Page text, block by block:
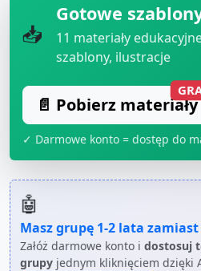
📥
Gotowe
11 materiały
szablony, ilustracje
📄 Pobierz materiały
✓ Darmowe konto = dostęp do
🤖
Masz grupę 1-2 lata zamiast
Załóż darmowe konto i dostosuj
grupy jednym kliknięciem dzięki